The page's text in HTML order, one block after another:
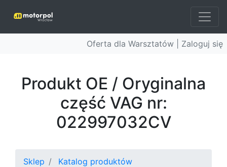
Oferta dla Warsztatów | Zaloguj się
Produkt OE / Oryginalna
część VAG nr:
022997032CV
Sklep
Katalog produktów